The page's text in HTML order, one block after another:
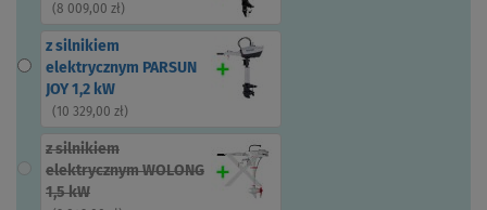
( 8 009,00 zł)
z silnikiem
elektrycznym PARSUN
JOY 1,2 kW
( 10 329,00 zł)
z silnikiem
elektrycznym WOLONG
1,5 kW